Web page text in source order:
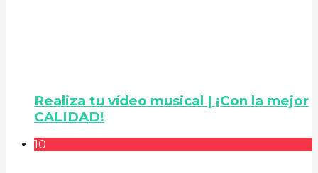
Realiza tu vídeo musical | ¡Con la mejor
CALIDAD!
10